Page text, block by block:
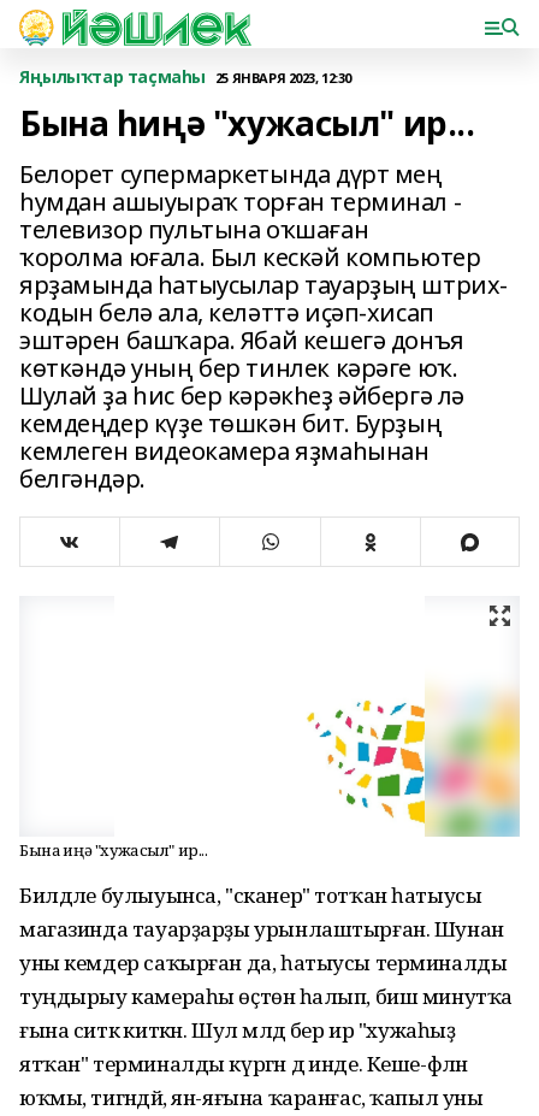
Яңылыҡтар таҫмаһы 25 ЯНВАРЯ 2023, 12:30
Бына һиңә "хужасыл" ир...
Белорет супермаркетында дүрт мең
һумдан ашыуыраҡ торған терминал -
телевизор пультына оҡшаған
ҡоролма юғала. Был кескәй компьютер
ярҙамында һатыусылар тауарҙың штрих-
кодын белә ала, келәттә иҫәп-хисап
эштәрен башҡара. Ябай кешегә донъя
көткәндә уның бер тинлек кәрәге юҡ.
Шулай ҙа һис бер кәрәкһеҙ әйбергә лә
кемдеңдер күҙе төшкән бит. Бурҙың
кемлеген видеокамера яҙмаһынан
белгәндәр.
Бына һиңә "хужасыл" ир...
Билдәле булыуынса, "сканер" тотҡан һатыусы
магазинда тауарҙарҙы урынлаштырған. Шунан
уны кемдер саҡырған да, һатыусы терминалды
туңдырыу камераһы өҫтөнә һалып, биш минутҡа
ғына ситкә киткән. Шул мәлдә бер ир "хужаһыҙ
ятҡан" терминалды күргән дә инде. Кеше-фәлән
юҡмы, тигәндәй, ян-яғына ҡаранғас, ҡапыл уны